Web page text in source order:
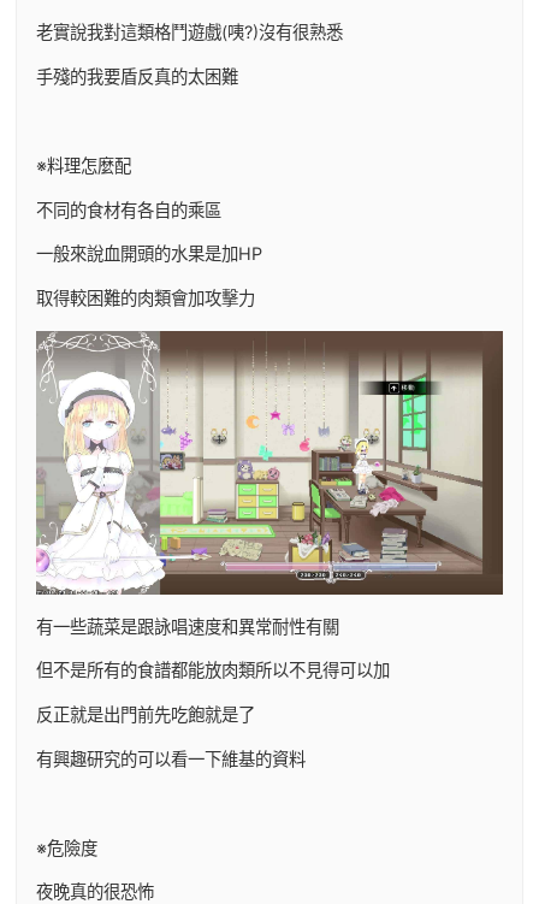
老實說我對這類格鬥遊戲(咦?)沒有很熟悉
手殘的我要盾反真的太困難
※料理怎麼配
不同的食材有各自的乘區
一般來說血開頭的水果是加HP
取得較困難的肉類會加攻擊力
有一些蔬菜是跟詠唱速度和異常耐性有關
但不是所有的食譜都能放肉類所以不見得可以加
反正就是出門前先吃飽就是了
有興趣研究的可以看一下維基的資料
※危險度
夜晚真的很恐怖